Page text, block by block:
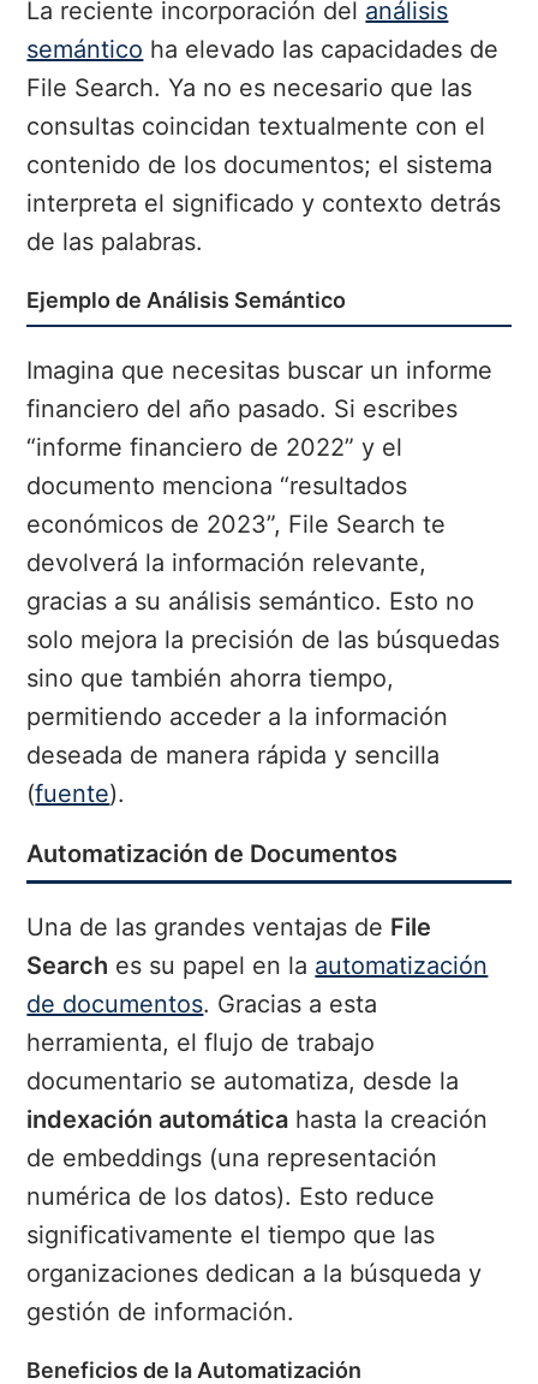
La reciente incorporación del análisis
semántico ha elevado las capacidades de
File Search. Ya no es necesario que las
consultas coincidan textualmente con el
contenido de los documentos; el sistema
interpreta el significado y contexto detrás
de las palabras.
Ejemplo de Análisis Semántico
Imagina que necesitas buscar un informe
financiero del año pasado. Si escribes
“informe financiero de 2022” y el
documento menciona “resultados
económicos de 2023”, File Search te
devolverá la información relevante,
gracias a su análisis semántico. Esto no
solo mejora la precisión de las búsquedas
sino que también ahorra tiempo,
permitiendo acceder a la información
deseada de manera rápida y sencilla
(fuente).
Automatización de Documentos
Una de las grandes ventajas de File
Search es su papel en la automatización
de documentos. Gracias a esta
herramienta, el flujo de trabajo
documentario se automatiza, desde la
indexación automática hasta la creación
de embeddings (una representación
numérica de los datos). Esto reduce
significativamente el tiempo que las
organizaciones dedican a la búsqueda y
gestión de información.
Beneficios de la Automatización